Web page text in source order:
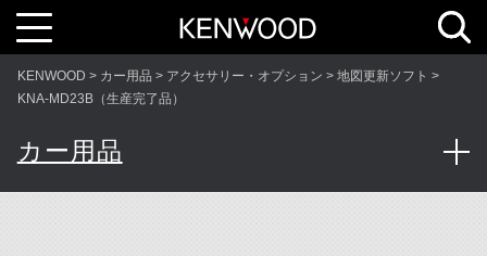
T
o
g
g
l
e
n
g
a
KENWOOD カー用品 アクセサリー・オプション
地図更新ソフト
KNA-MD23B（生産完了品）
カー用品